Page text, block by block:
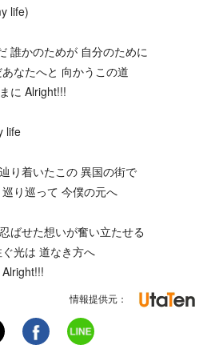
life)
誰かのためが 自分のために
なたへと 向かうこの道
に Alright!!!
life
り着いたこの 異国の街で
り巡って 今僕の元へ
ばせた想いが奮い立たせる
光は 道なき方へ
情報提供元：